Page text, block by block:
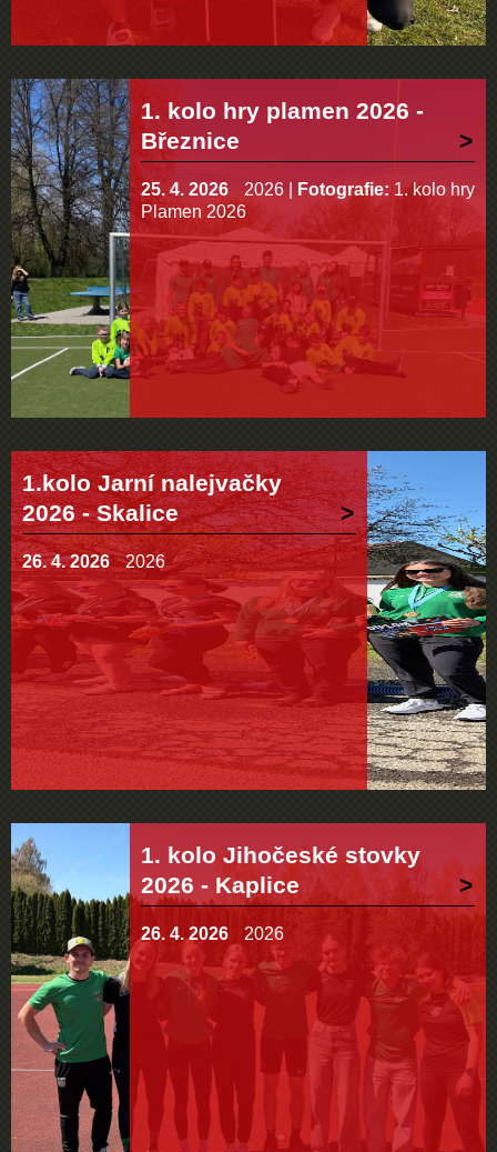
1. kolo hry plamen 2026 -
Březnice
25. 4. 2026 2026 Fotografie: 1. kolo hry
Plamen 2026
1.kolo Jarní nalejvačky
2026 - Skalice
26. 4. 2026 2026
1. kolo Jihočeské stovky
2026 - Kaplice
26. 4. 2026 2026